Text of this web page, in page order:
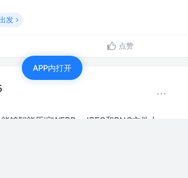
发
点赞
够智能压缩WEBP、JPEG和PNG文件大
APP内打开